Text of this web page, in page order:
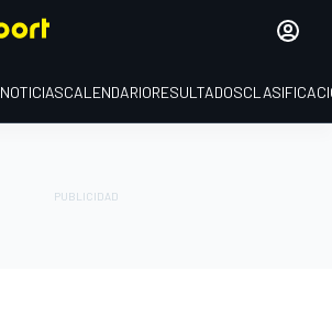
NOTICIASCALENDARIORESULTADOS